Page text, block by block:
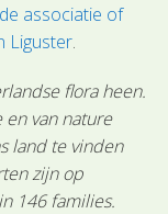
associatie of
Liguster.
flora heen.
van nature
land te vinden
zijn op
146 families.